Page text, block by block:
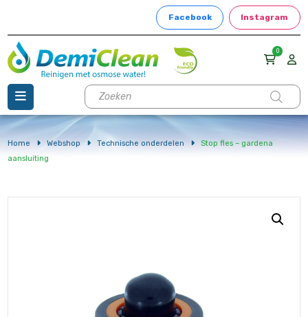
Facebook Instagram
0
Producten
zoeken
Home Webshop Technische onderdelen
Stop fles – gardena
aansluiting